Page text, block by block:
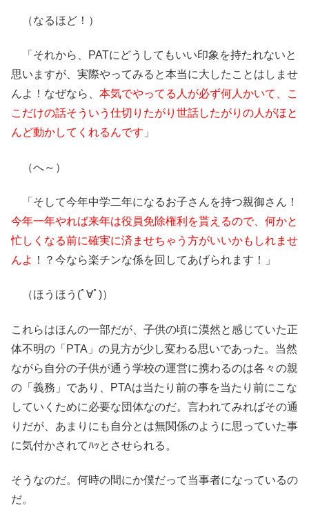
（なるほど！）
「それから、PATにどうしてもいい印象を持たれないと
思いますが、実際やってみると本当に大したことはしませ
んよ！なぜなら、 本気でやってる人が必ず何人かいて、こ
こだけの話そういう仕切りたがり世話したがりの人がほと
んど動かしてくれるんです 」
（へ～）
「そして今年中学二年になるお子さんを持つ親御さん！
今年一年やれば来年は役員免除権利を貰えるので、何かと
忙しくなる前に確実に済ませちゃう方がいいかもしれませ
んよ ！？今なら楽チンな係を回してあげられます！」
（ほうほう(ﾟ∀ﾟ)）
これらはほんの一部だが、子供の頃に漠然と感じていた正
体不明の「PTA」の見方が少し変わる思いであった。当然
ながら自分の子供が通う学校の運営に携わるのは各々の親
の「義務」であり、PTAは当たり前の事を当たり前にこな
していくために必要な団体なのだ。言われてみればその通
りだが、あまりにも自分とは無関係のように思っていた事
に気付かされてﾊｯとさせられる。
そうなのだ。何時の間にか僕だって当事者になっているの
だ。